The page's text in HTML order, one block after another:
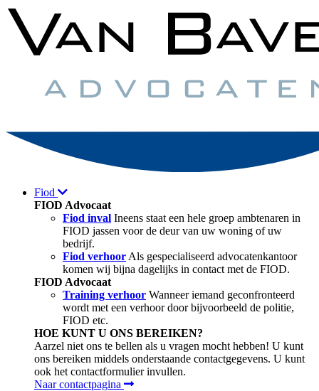
Fiod
FIOD Advocaat
Fiod inval Ineens staat een hele groep ambtenaren in
FIOD jassen voor de deur van uw woning of uw
bedrijf.
Fiod verhoor Als gespecialiseerd advocatenkantoor
komen wij bijna dagelijks in contact met de FIOD.
FIOD Advocaat
Training verhoor Wanneer iemand geconfronteerd
wordt met een verhoor door bijvoorbeeld de politie,
FIOD etc.
HOE KUNT U ONS BEREIKEN?
Aarzel niet ons te bellen als u vragen mocht hebben! U kunt
ons bereiken middels onderstaande contactgegevens. U kunt
ook het contactformulier invullen.
Naar contactpagina